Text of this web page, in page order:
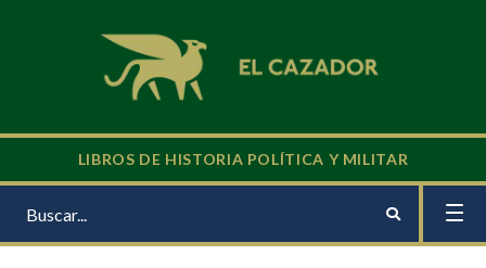
LIBROS DE HISTORIA POLÍTICA Y MILITAR